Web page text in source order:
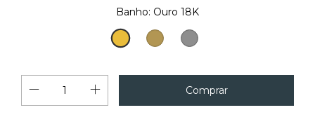
Banho: Ouro 18K
Ouro
18K
Ouro
Vintage
Prata
Vintage